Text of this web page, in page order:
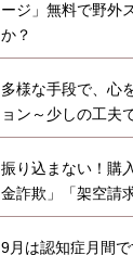
ージ」無料で野外
か？
多様な手段で、心
ョン～少しの工夫
振り込まない！購
金詐欺」「架空請
9月は認知症月間